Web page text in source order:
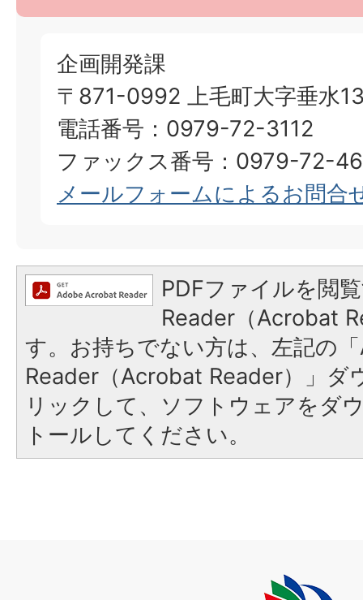
企画開発課
〒871-0992 上毛町大字垂水
電話番号：0979-72-3112
ファックス番号：0979-72-
メールフォームによるお問合
PDFファイルを閲
Reader（Acrobat
す。お持ちでない方は、左記の
Reader（Acrobat Reader）」ダ
リックして、ソフトウェアをダ
トールしてください。